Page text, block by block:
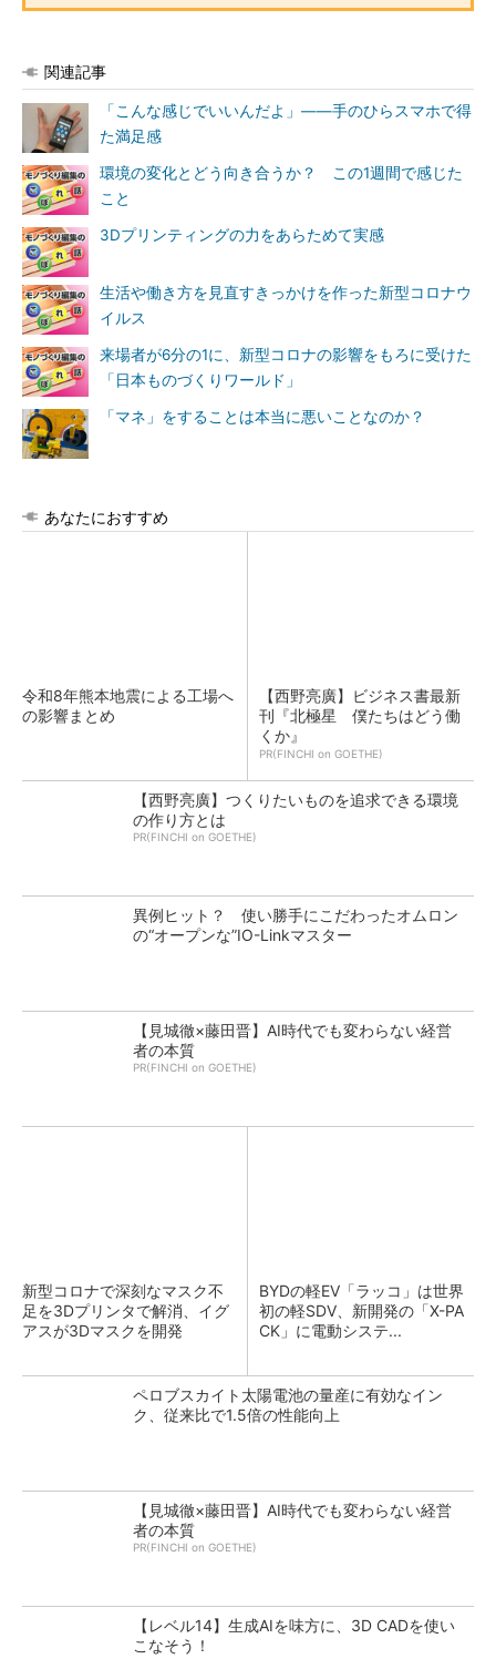
関連記事
「こんな感じでいいんだよ」――手のひらスマホで得
た満足感
環境の変化とどう向き合うか？ この1週間で感じた
こと
3Dプリンティングの力をあらためて実感
生活や働き方を見直すきっかけを作った新型コロナウ
イルス
来場者が6分の1に、新型コロナの影響をもろに受けた
「日本ものづくりワールド」
「マネ」をすることは本当に悪いことなのか？
あなたにおすすめ
令和8年熊本地震による工場へ
の影響まとめ
【西野亮廣】ビジネス書最新
刊『北極星 僕たちはどう働
くか』
PR(FINCHI on GOETHE)
【西野亮廣】つくりたいものを追求できる環境
の作り方とは
PR(FINCHI on GOETHE)
異例ヒット？ 使い勝手にこだわったオムロン
の“オープンな”IO-Linkマスター
【見城徹×藤田晋】AI時代でも変わらない経営
者の本質
PR(FINCHI on GOETHE)
新型コロナで深刻なマスク不
足を3Dプリンタで解消、イグ
アスが3Dマスクを開発
BYDの軽EV「ラッコ」は世界
初の軽SDV、新開発の「X-PA
CK」に電動システ...
ペロブスカイト太陽電池の量産に有効なイン
ク、従来比で1.5倍の性能向上
【見城徹×藤田晋】AI時代でも変わらない経営
者の本質
PR(FINCHI on GOETHE)
【レベル14】生成AIを味方に、3D CADを使い
こなそう！